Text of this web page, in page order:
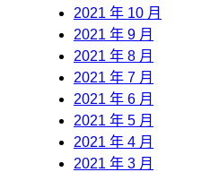
2021 年 10 月
2021 年 9 月
2021 年 8 月
2021 年 7 月
2021 年 6 月
2021 年 5 月
2021 年 4 月
2021 年 3 月